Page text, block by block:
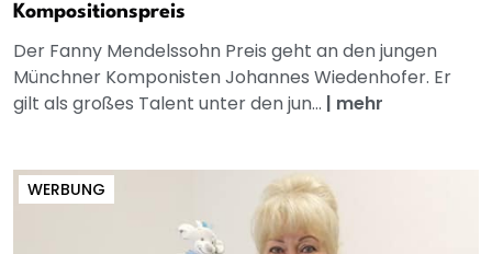
Kompositionspreis
Der Fanny Mendelssohn Preis geht an den jungen
Münchner Komponisten Johannes Wiedenhofer. Er
gilt als großes Talent unter den jun... | mehr
WERBUNG